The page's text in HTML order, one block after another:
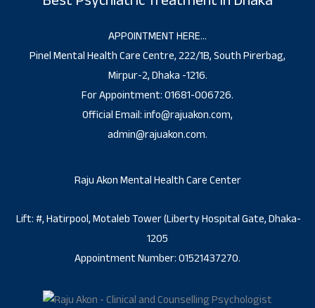
APPOINTMENT HERE…
Pinel Mental Health Care Centre, 222/1B, South Pirerbag,
Mirpur-2, Dhaka -1216.
For Appointment: 01681-006726.
Official Email: info@rajuakon.com,
admin@rajuakon.com.
Raju Akon Mental Health Care Center
Lift: #, Hatirpool, Motaleb Tower (Liberty Hospital Gate, Dhaka-
1205
Appointment Number: 01521437270.